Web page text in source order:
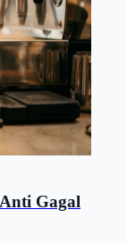
Gagal